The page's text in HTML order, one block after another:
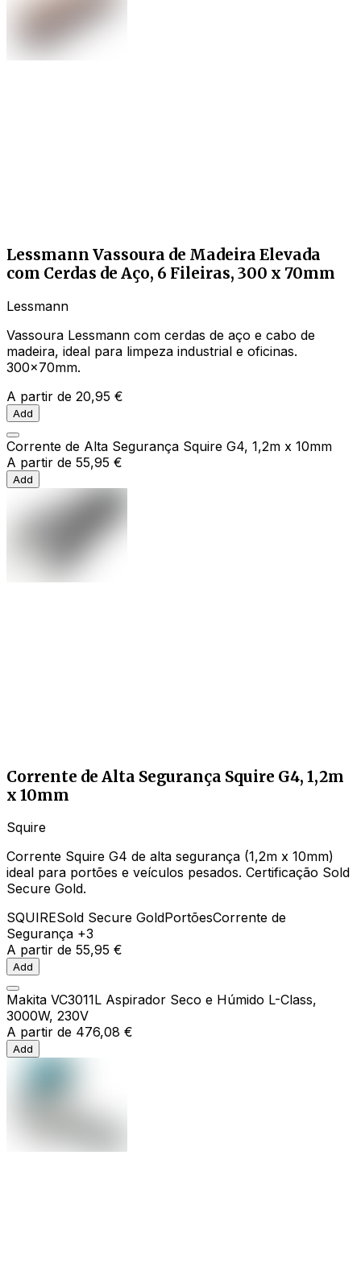
Lessmann Vassoura de Madeira Elevada
com Cerdas de Aço, 6 Fileiras, 300 x 70mm
Lessmann
Vassoura Lessmann com cerdas de aço e cabo de
madeira, ideal para limpeza industrial e oficinas.
300x70mm.
A partir de 20,95 €
Add
Corrente de Alta Segurança Squire G4, 1,2m x 10mm
A partir de 55,95 €
Add
Corrente de Alta Segurança Squire G4, 1,2m
x 10mm
Squire
Corrente Squire G4 de alta segurança (1,2m x 10mm)
ideal para portões e veículos pesados. Certificação Sold
Secure Gold.
SQUIRESold Secure GoldPortõesCorrente de
Segurança +3
A partir de 55,95 €
Add
Makita VC3011L Aspirador Seco e Húmido L-Class,
3000W, 230V
A partir de 476,08 €
Add